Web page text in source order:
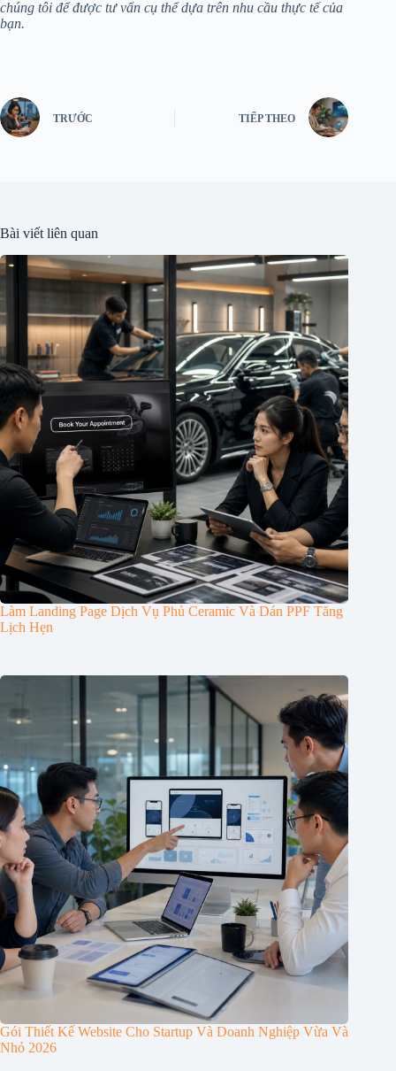
chúng tôi để được tư vấn cụ thể dựa trên nhu cầu thực tế của
bạn.
TRƯỚC TIẾP THEO
Bài viết liên quan
Làm Landing Page Dịch Vụ Phủ Ceramic Và Dán PPF Tăng
Lịch Hẹn
Gói Thiết Kế Website Cho Startup Và Doanh Nghiệp Vừa Và
Nhỏ 2026